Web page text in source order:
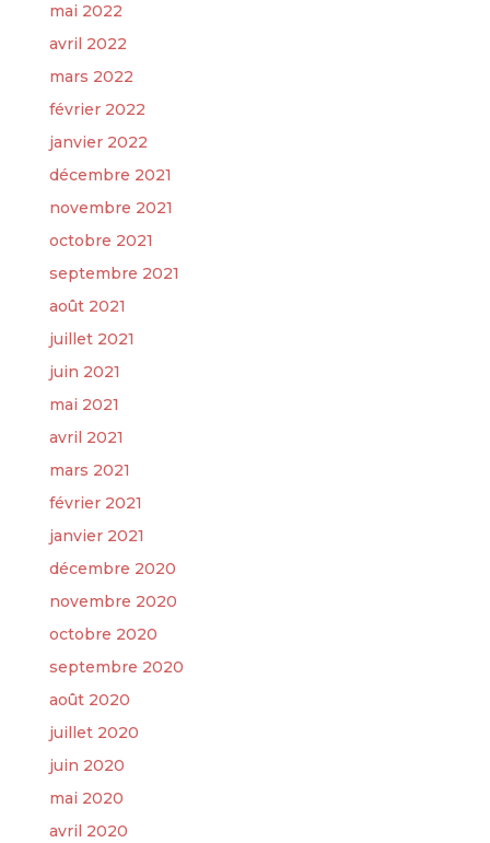
mai 2022
avril 2022
mars 2022
février 2022
janvier 2022
décembre 2021
novembre 2021
octobre 2021
septembre 2021
août 2021
juillet 2021
juin 2021
mai 2021
avril 2021
mars 2021
février 2021
janvier 2021
décembre 2020
novembre 2020
octobre 2020
septembre 2020
août 2020
juillet 2020
juin 2020
mai 2020
avril 2020